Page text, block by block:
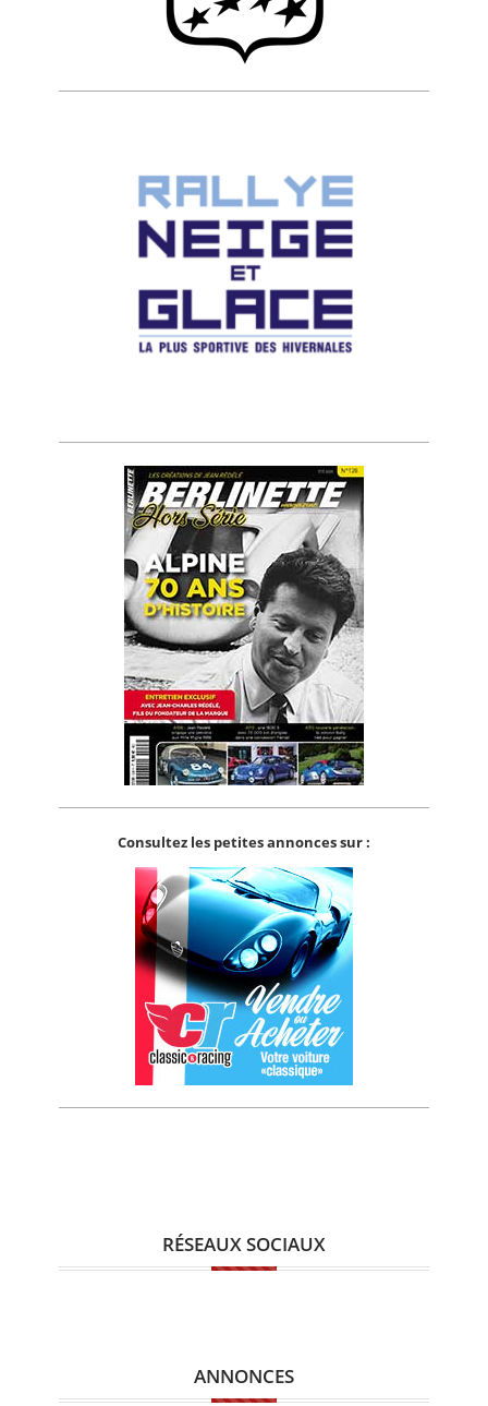
Consultez les petites annonces sur :
RÉSEAUX SOCIAUX
ANNONCES